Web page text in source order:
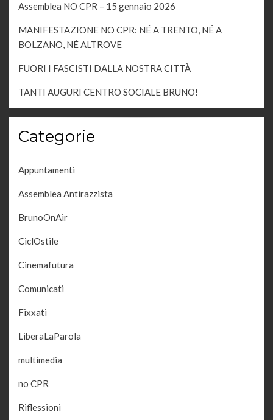
Assemblea NO CPR – 15 gennaio 2026
MANIFESTAZIONE NO CPR: NÉ A TRENTO, NÉ A
BOLZANO, NÉ ALTROVE
FUORI I FASCISTI DALLA NOSTRA CITTÀ
TANTI AUGURI CENTRO SOCIALE BRUNO!
Categorie
Appuntamenti
Assemblea Antirazzista
BrunoOnAir
CiclOstile
Cinemafutura
Comunicati
Fixxati
LiberaLaParola
multimedia
no CPR
Riflessioni